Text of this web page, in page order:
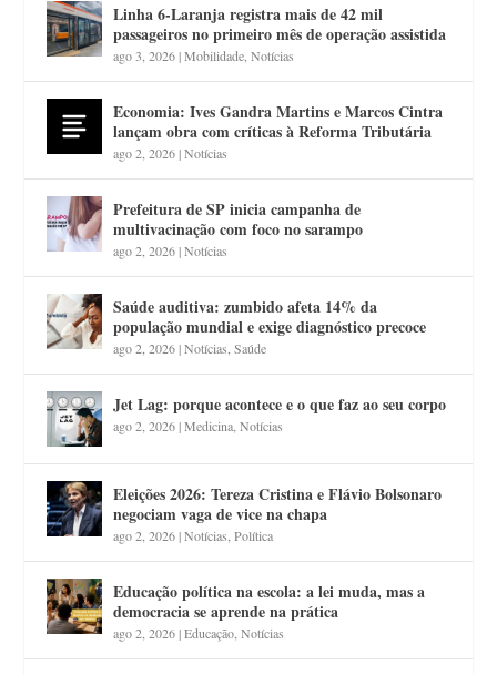
Linha 6-Laranja registra mais de 42 mil
passageiros no primeiro mês de operação assistida
ago 3, 2026|Mobilidade ,Notícias
Economia: Ives Gandra Martins e Marcos Cintra
lançam obra com críticas à Reforma Tributária
ago 2, 2026|Notícias
Prefeitura de SP inicia campanha de
multivacinação com foco no sarampo
ago 2, 2026|Notícias
Saúde auditiva: zumbido afeta 14% da
população mundial e exige diagnóstico precoce
ago 2, 2026|Notícias ,Saúde
Jet Lag: porque acontece e o que faz ao seu corpo
ago 2, 2026|Medicina ,Notícias
Eleições 2026: Tereza Cristina e Flávio Bolsonaro
negociam vaga de vice na chapa
ago 2, 2026|Notícias ,Política
Educação política na escola: a lei muda, mas a
democracia se aprende na prática
ago 2, 2026|Educação ,Notícias